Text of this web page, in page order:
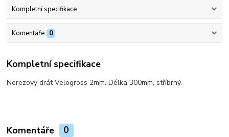
Kompletní specifikace
Komentáře 0
Kompletní specifikace
Nerezový drát Velogross 2mm. Délka 300mm, stříbrný.
Komentáře 0